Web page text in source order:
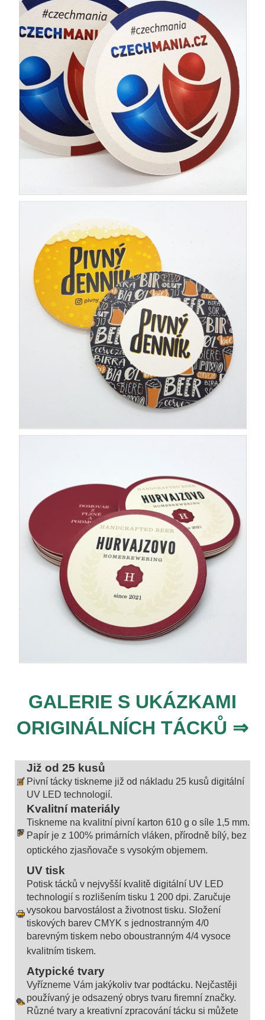
GALERIE S UKÁZKAMI
ORIGINÁLNÍCH TÁCKŮ ⇒
Již od 25 kusů
Pivní tácky tiskneme již od nákladu 25 kusů digitální
UV LED technologií.
Kvalitní materiály
Tiskneme na kvalitní pivní karton 610 g o síle 1,5 mm.
Papír je z 100% primárních vláken, přírodně bílý, bez
optického zjasňovače s vysokým objemem.
UV tisk
Potisk tácků v nejvyšší kvalitě digitální UV LED
technologií s rozlišením tisku 1 200 dpi. Zaručuje
vysokou barvostálost a životnost tisku. Složení
tiskových barev CMYK s jednostranným 4/0
barevným tiskem nebo oboustranným 4/4 vysoce
kvalitním tiskem.
Atypické tvary
Vyřízneme Vám jakýkoliv tvar podtácku. Nejčastěji
používaný je odsazený obrys tvaru firemní značky.
Různé tvary a kreativní zpracování tácku si můžete